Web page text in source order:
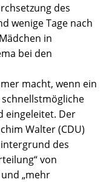
des
wenige Tage nach
in
bei den
macht, wenn ein
eingeleitet. Der
Walter (CDU)
des
von
„mehr